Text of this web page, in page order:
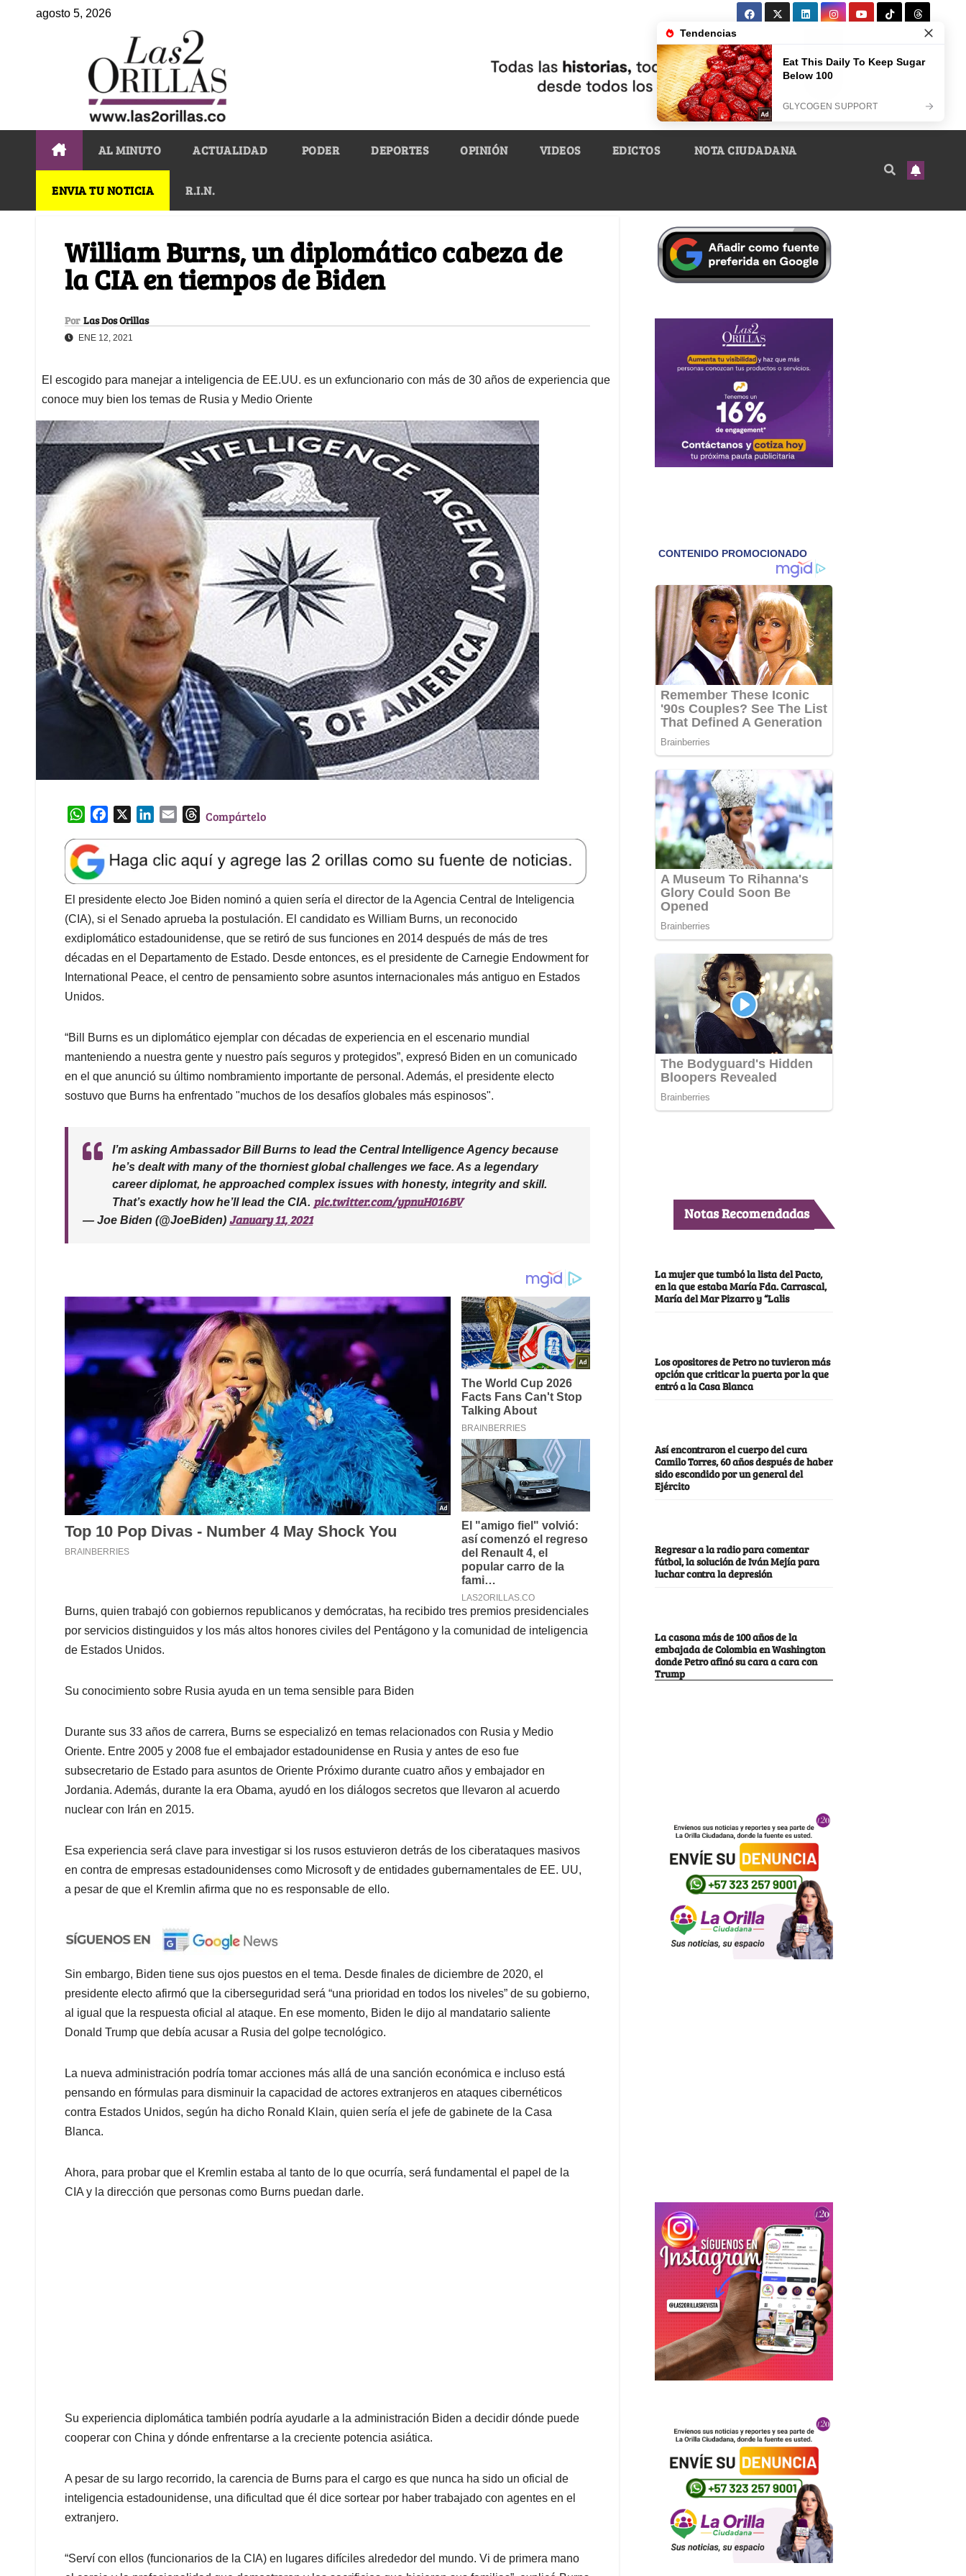
agosto 5, 2026
AL MINUTO ACTUALIDAD PODER DEPORTES OPINIÓN VIDEOS EDICTOS NOTA CIUDADANA
ENVIA TU NOTICIA R.I.N.
William Burns, un diplomático cabeza de
la CIA en tiempos de Biden
Por Las Dos Orillas
ENE 12, 2021
El escogido para manejar a inteligencia de EE.UU. es un exfuncionario con más de 30 años de experiencia que
conoce muy bien los temas de Rusia y Medio Oriente
W
a
t
s
A
p
p
e
b
o
o
k
k
e
d
I
n
l
T
e
a
d
s
Compártelo
El presidente electo Joe Biden nominó a quien sería el director de la Agencia Central de Inteligencia
(CIA), si el Senado aprueba la postulación. El candidato es William Burns, un reconocido
exdiplomático estadounidense, que se retiró de sus funciones en 2014 después de más de tres
décadas en el Departamento de Estado. Desde entonces, es el presidente de Carnegie Endowment for
International Peace, el centro de pensamiento sobre asuntos internacionales más antiguo en Estados
Unidos.
“Bill Burns es un diplomático ejemplar con décadas de experiencia en el escenario mundial
manteniendo a nuestra gente y nuestro país seguros y protegidos”, expresó Biden en un comunicado
en el que anunció su último nombramiento importante de personal. Además, el presidente electo
sostuvo que Burns ha enfrentado "muchos de los desafíos globales más espinosos".
I’m asking Ambassador Bill Burns to lead the Central Intelligence Agency because
he’s dealt with many of the thorniest global challenges we face. As a legendary
career diplomat, he approached complex issues with honesty, integrity and skill.
That’s exactly how he’ll lead the CIA. pic.twitter.com/ypnuH016BV
— Joe Biden (@JoeBiden) January 11, 2021
Burns, quien trabajó con gobiernos republicanos y demócratas, ha recibido tres premios presidenciales
por servicios distinguidos y los más altos honores civiles del Pentágono y la comunidad de inteligencia
de Estados Unidos.
Su conocimiento sobre Rusia ayuda en un tema sensible para Biden
Durante sus 33 años de carrera, Burns se especializó en temas relacionados con Rusia y Medio
Oriente. Entre 2005 y 2008 fue el embajador estadounidense en Rusia y antes de eso fue
subsecretario de Estado para asuntos de Oriente Próximo durante cuatro años y embajador en
Jordania. Además, durante la era Obama, ayudó en los diálogos secretos que llevaron al acuerdo
nuclear con Irán en 2015.
Esa experiencia será clave para investigar si los rusos estuvieron detrás de los ciberataques masivos
en contra de empresas estadounidenses como Microsoft y de entidades gubernamentales de EE. UU,
a pesar de que el Kremlin afirma que no es responsable de ello.
Sin embargo, Biden tiene sus ojos puestos en el tema. Desde finales de diciembre de 2020, el
presidente electo afirmó que la ciberseguridad será “una prioridad en todos los niveles” de su gobierno,
al igual que la respuesta oficial al ataque. En ese momento, Biden le dijo al mandatario saliente
Donald Trump que debía acusar a Rusia del golpe tecnológico.
La nueva administración podría tomar acciones más allá de una sanción económica e incluso está
pensando en fórmulas para disminuir la capacidad de actores extranjeros en ataques cibernéticos
contra Estados Unidos, según ha dicho Ronald Klain, quien sería el jefe de gabinete de la Casa
Blanca.
Ahora, para probar que el Kremlin estaba al tanto de lo que ocurría, será fundamental el papel de la
CIA y la dirección que personas como Burns puedan darle.
Su experiencia diplomática también podría ayudarle a la administración Biden a decidir dónde puede
cooperar con China y dónde enfrentarse a la creciente potencia asiática.
A pesar de su largo recorrido, la carencia de Burns para el cargo es que nunca ha sido un oficial de
inteligencia estadounidense, una dificultad que él dice sortear por haber trabajado con agentes en el
extranjero.
“Serví con ellos (funcionarios de la CIA) en lugares difíciles alrededor del mundo. Vi de primera mano
Notas Recomendadas
La mujer que tumbó la lista del Pacto,
en la que estaba María Fda. Carrascal,
María del Mar Pizarro y “Lalis
Los opositores de Petro no tuvieron más
opción que criticar la puerta por la que
entró a la Casa Blanca
Así encontraron el cuerpo del cura
Camilo Torres, 60 años después de haber
sido escondido por un general del
Ejército
Regresar a la radio para comentar
fútbol, la solución de Iván Mejía para
luchar contra la depresión
La casona más de 100 años de la
embajada de Colombia en Washington
donde Petro afinó su cara a cara con
Trump